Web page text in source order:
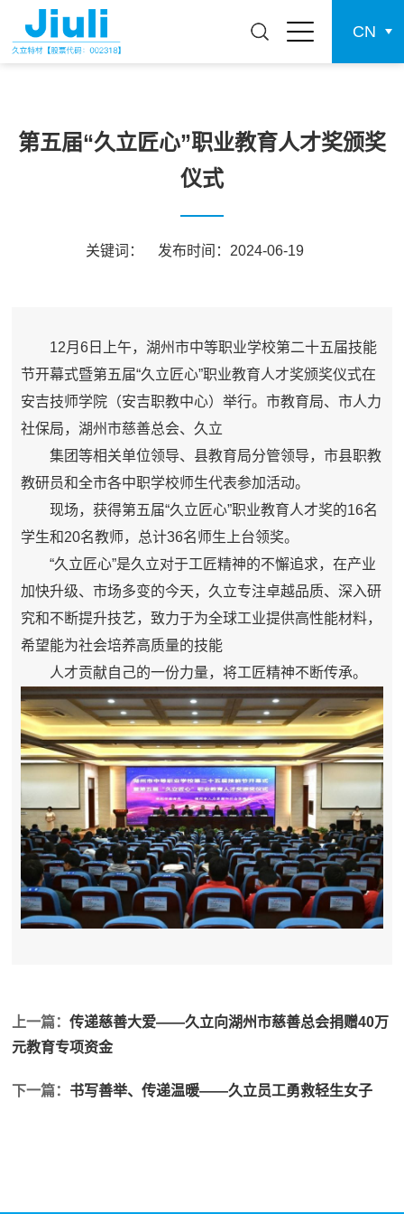
CN
第五届“久立匠心”职业教育人才奖颁奖
仪式
关键词： 发布时间：2024-06-19
12月6日上午，湖州市中等职业学校第二十五届技能
节开幕式暨第五届“久立匠心”职业教育人才奖颁奖仪式在
安吉技师学院（安吉职教中心）举行。市教育局、市人力
社保局，湖州市慈善总会、久立
集团等相关单位领导、县教育局分管领导，市县职教
教研员和全市各中职学校师生代表参加活动。
现场，获得第五届“久立匠心”职业教育人才奖的16名
学生和20名教师，总计36名师生上台领奖。
“久立匠心”是久立对于工匠精神的不懈追求，在产业
加快升级、市场多变的今天，久立专注卓越品质、深入研
究和不断提升技艺，致力于为全球工业提供高性能材料，
希望能为社会培养高质量的技能
人才贡献自己的一份力量，将工匠精神不断传承。
上一篇：传递慈善大爱——久立向湖州市慈善总会捐赠40万
元教育专项资金
下一篇： 书写善举、传递温暖——久立员工勇救轻生女子